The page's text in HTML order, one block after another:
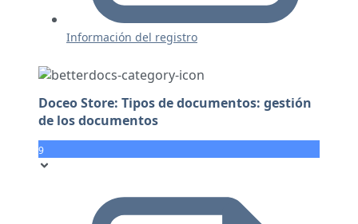
Información del registro
Doceo Store: Tipos de documentos: gestión
de los documentos
9